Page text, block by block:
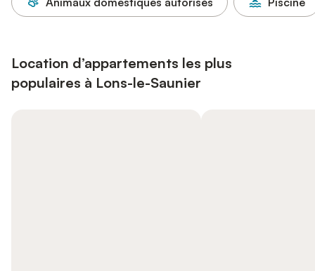
Location d’appartements les plus
populaires à Lons-le-Saunier